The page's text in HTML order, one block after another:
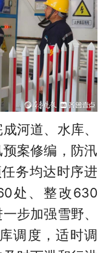
河道、水库、
案修编，防汛
务均达时序进
处、整改630
步加强雪野、
调度，适时调